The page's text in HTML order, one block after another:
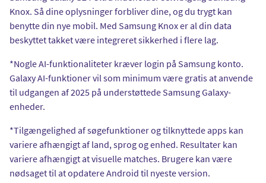
Knox. Så dine oplysninger forbliver dine, og du trygt kan
benytte din nye mobil. Med Samsung Knox er al din data
beskyttet takket være integreret sikkerhed i flere lag.
*Nogle AI-funktionaliteter kræver login på Samsung konto.
Galaxy AI-funktioner vil som minimum være gratis at anvende
til udgangen af 2025 på understøttede Samsung Galaxy-
enheder.
*Tilgængelighed af søgefunktioner og tilknyttede apps kan
variere afhængigt af land, sprog og enhed. Resultater kan
variere afhængigt at visuelle matches. Brugere kan være
nødsaget til at opdatere Android til nyeste version.